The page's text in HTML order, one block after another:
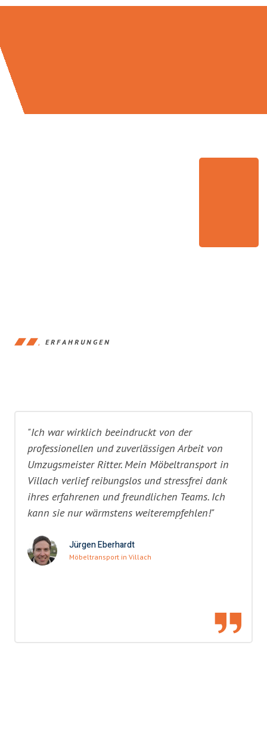
ERFAHRUNGEN
"Ich war wirklich beeindruckt von der
professionellen und zuverlässigen Arbeit von
Umzugsmeister Ritter. Mein Möbeltransport in
Villach verlief reibungslos und stressfrei dank
ihres erfahrenen und freundlichen Teams. Ich
kann sie nur wärmstens weiterempfehlen!"
Jürgen Eberhardt
Möbeltransport in Villach